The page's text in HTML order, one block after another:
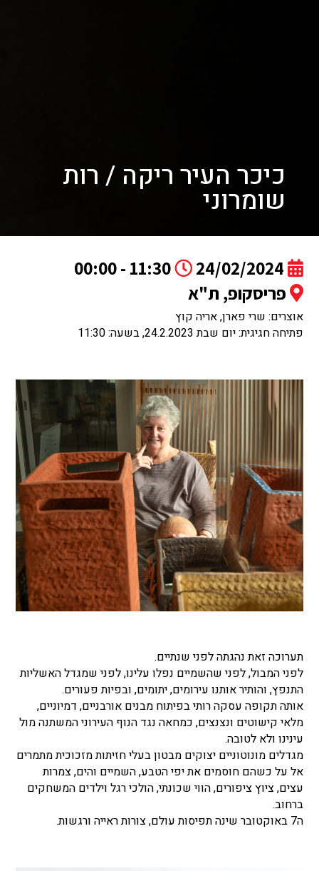
כיכר העיר ריקה / רות
שומרוני
11:30 - 00:00
פריסקופ, ת"א
אוצרים: שרי פארן, אריה קוץ
פתיחה חגיגית: יום שבת 24.2.2023, בשעה: 11:30
תערוכה זאת נהגתה לפני שנתיים.
לפני המבול, לפני שהשמיים נפלו עלינו, לפני שמגדל האשליות
התנפץ, והותיר אותנו עירומים, יתומים, ובפיות פעורים.
אותה תקופה עסקה רותי בפיתוח מבנים אורבניים, דמיוניים,
מלאי קישוטים ונצנצים, כמחאה נגד הנוף העירוני המשתנה מול
עינינו ולא לטובה.
מגדלים מונוטוניים יצוקים מבטון בעלי חזיתות מזכוכית מתמרים
אל על כשהם חוסמים את יפי הטבע, השמיים והים, צמרות
עצים, ציוץ ציפורים, הווי שכונתי, הולכי רגל וילדים המשחקים
ברחוב.
ה7 באוקטובר שינה תפיסות עולם, צורות ראייה ורגשות.